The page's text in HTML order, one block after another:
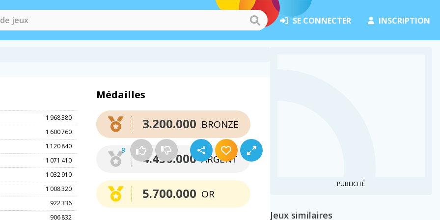
SE CONNECTER INSCRIPTION
9
1 968 380
1 600 760
1 120 840
1 071 410
1 032 910
1 008 320
922 336
906 832
Médailles
BRONZE
3.200.000
ARGENT
4.450.000
OR
5.700.000
PUBLICITÉ
Jeux similaires